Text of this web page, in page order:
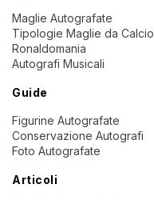
Maglie Autografate
Tipologie Maglie da Calcio
Ronaldomania
Autografi Musicali
Guide
Figurine Autografate
Conservazione Autografi
Foto Autografate
Articoli